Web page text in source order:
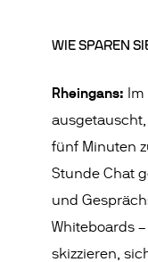
WIE SPAREN
Rheingans:
fünf Minuten
Stunde Chat
und
Whiteboards
skizzieren,